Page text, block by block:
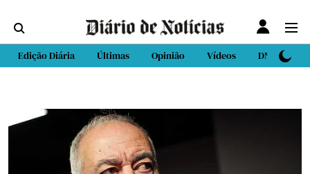
Edição Diária Últimas Opinião Vídeos DN Sport